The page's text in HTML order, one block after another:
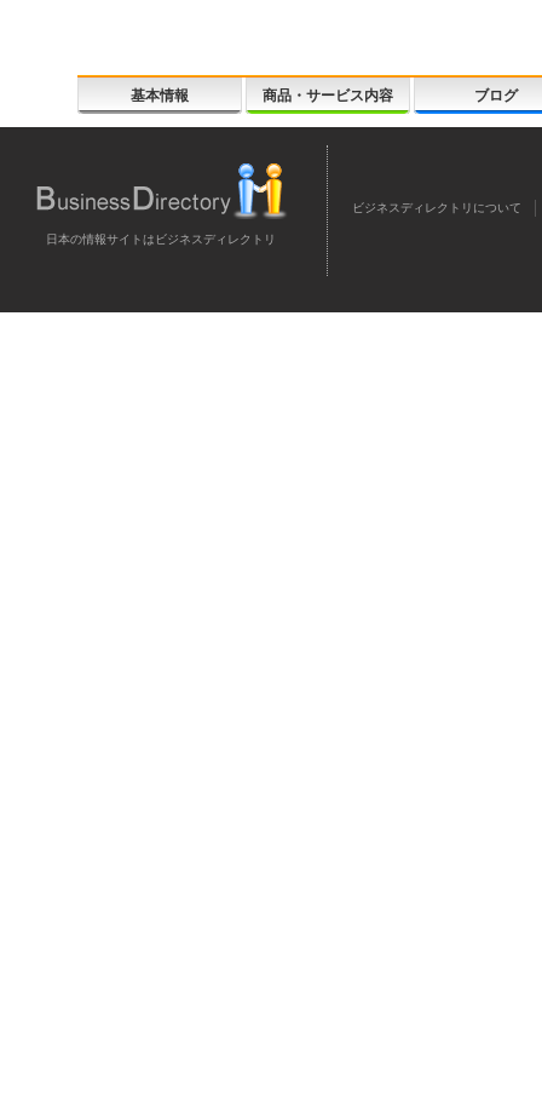
基本情報 商品・サービス内容 ブログ
日本の情報サイトはビジネスディレクトリ
ビジネスディレクトリについて